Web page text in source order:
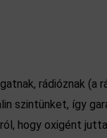
rádióznak (a
szintünket, így
hogy oxigént